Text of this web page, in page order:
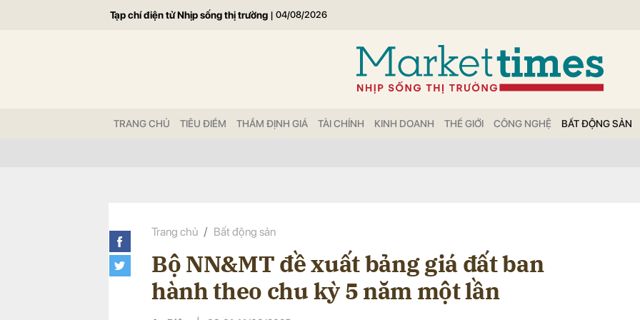
Tạp chí điện tử Nhịp sống thị trường | 04/08/2026
TRANG CHỦ TIÊU ĐIỂM THẨM ĐỊNH GIÁ TÀI CHÍNH KINH DOANH THẾ GIỚI CÔNG NGHỆ BẤT ĐỘNG SẢN
Trang chủ Bất động sản
Bộ NN&MT đề xuất bảng giá đất ban
hành theo chu kỳ 5 năm một lần
Gửi bình luận